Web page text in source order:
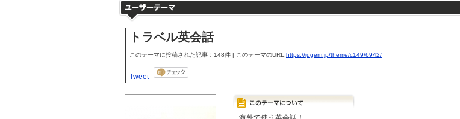
トラベル英会話
このテーマに投稿された記事：148件 | このテーマのURL:https://jugem.jp/theme/c149/6942/
Tweet